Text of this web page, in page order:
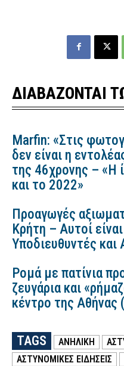
ΔΙΑΒΑΖΟΝΤΑΙ
Marfin: «Στις
δεν είναι η
της 46χρονης – «Η
και το 2022»
Προαγωγές
Κρήτη – Αυτοί
Υποδιευθυντές και
Ρομά με πατίνια
ζευγάρια και
κέντρο της Αθήνας
TAGS ΑΝΗΛΙΚΗ
ΑΣΤΥΝΟΜΙΚΕΣ ΕΙΔΗΣΕΙΣ